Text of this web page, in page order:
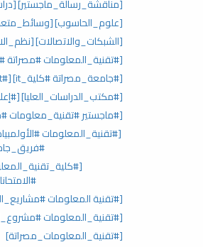
[مناقشة_رسالة_ماجستير]
[علوم_الحاسوب]
[الشبكات_والاتصالات]
[#تقنية_المعلومات #مصراتة
[#جامعة_مصراتة #كلية_it] [#huawei_ict]
[#مكتب_الدراسات_العليا]
[#ماجستير #تقنية_معلومات
[#تقنية_المعلومات
[#تقنية المعلومات
[#تقنية_المعلومات
[#تقنية_المعلومات_مصراتة]